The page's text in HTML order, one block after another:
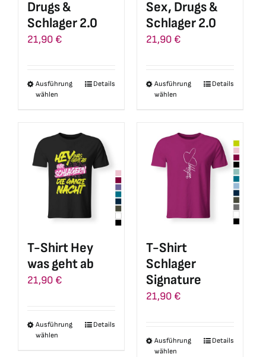
Drugs &
Schlager 2.0
21,90 €
Ausführung
wählen
Dieses
mehrere
Varianten
auf.
Die
können
der
Produktseite
Details
Sex, Drugs &
Schlager 2.0
21,90 €
Ausführung
wählen
Dieses
mehrere
Varianten
auf.
Optionen
können
Produktseite
gewählt
Details
T-Shirt Hey
was geht ab
21,90 €
Ausführung
wählen
DiesesDetails
T-Shirt
Schlager
Signature
21,90 €
Ausführung
wählen
DiesesDetails